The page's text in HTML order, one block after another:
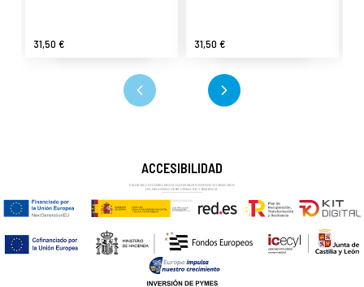
31,50 € 31,50 €
ACCESIBILIDAD